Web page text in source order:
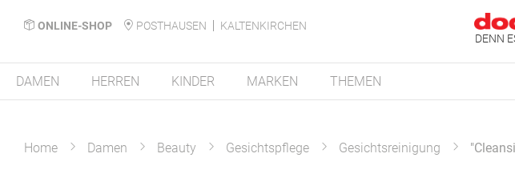
ONLINE-SHOP POSTHAUSEN
KALTENKIRCHEN
DENN
DAMEN HERREN KINDER MARKEN THEMEN
Home Damen Beauty Gesichtspflege Gesichtsreinigung